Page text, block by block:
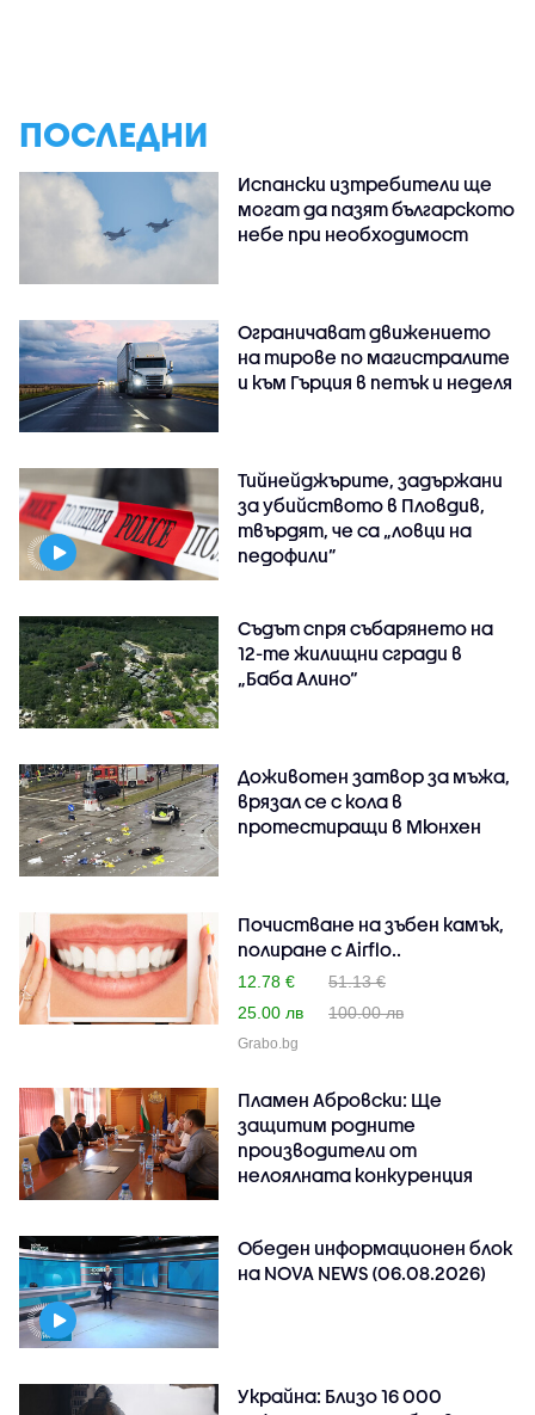
ПОСЛЕДНИ
Испански изтребители ще
могат да пазят българското
небе при необходимост
Ограничават движението
на тирове по магистралите
и към Гърция в петък и неделя
Тийнейджърите, задържани
за убийството в Пловдив,
твърдят, че са „ловци на
педофили”
Съдът спря събарянето на
12-те жилищни сгради в
„Баба Алино“
Доживотен затвор за мъжа,
врязал се с кола в
протестиращи в Мюнхен
Почистване на зъбен камък,
полиране с Airflo..
12.78 €
51.13 €
25.00 лв
100.00 лв
Grabo.bg
Пламен Абровски: Ще
защитим родните
производители от
нелоялната конкуренция
Обеден информационен блок
на NOVA NEWS (06.08.2026)
Украйна: Близо 16 000